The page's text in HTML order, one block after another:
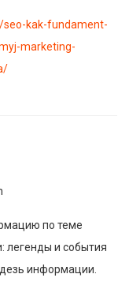
kak-fundament-
marketing-
по теме
легенды и события
информации.